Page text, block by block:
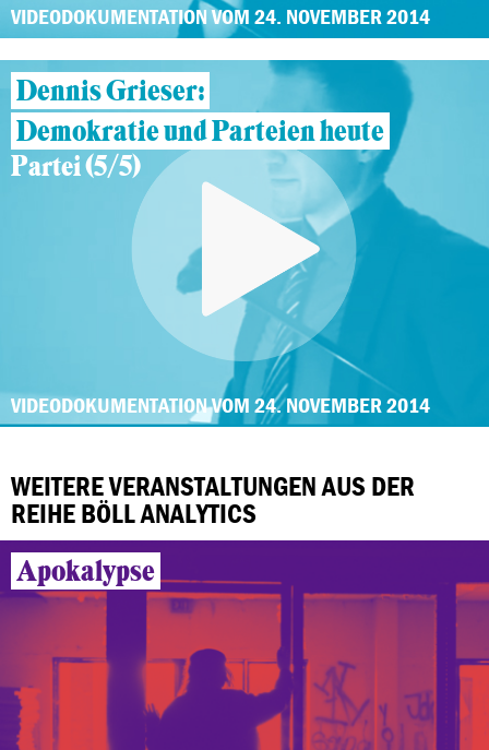
VIDEODOKUMENTATION VOM 24. NOVEMBER 2014
Dennis Grieser:
Demokratie und Parteien heute
Partei (5/5)
VIDEODOKUMENTATION VOM 24. NOVEMBER 2014
WEITERE VERANSTALTUNGEN AUS DER
REIHE BÖLL ANALYTICS
Apokalypse